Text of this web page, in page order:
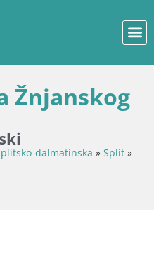
Žnjanskog
dalmatinska » Split »